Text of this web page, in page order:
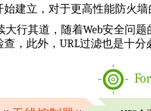
建立，对于更高性能防火
大行其道，随着Web安全问
，此外，URL过滤也是十分